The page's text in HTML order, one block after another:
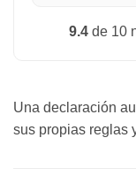
9.4de 10
Una declaración
sus propias reglas